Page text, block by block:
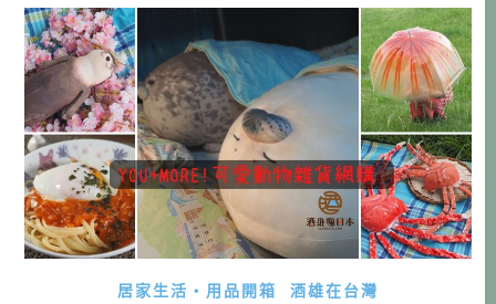
居家生活・用品開箱 酒雄在台灣